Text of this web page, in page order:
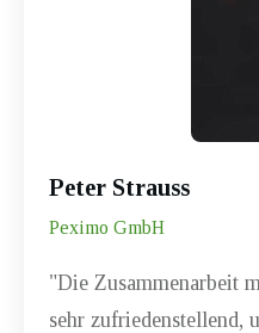
Peter Strauss
Peximo GmbH
"Die Zusammenarbeit
sehr zufriedenstellend,